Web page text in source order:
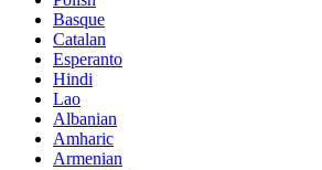
Basque
Catalan
Esperanto
Hindi
Lao
Albanian
Amharic
Armenian